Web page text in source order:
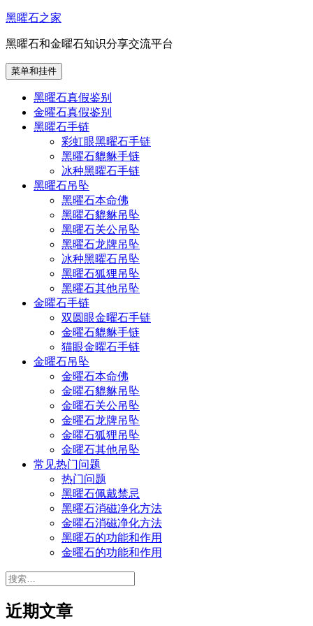
跳
内
容
黑曜石之家
黑曜石和金曜石知识分享交流平台
菜单和挂件
黑曜石真假鉴别
金曜石真假鉴别
黑曜石手链
彩虹眼黑曜石手链
黑曜石貔貅手链
冰种黑曜石手链
黑曜石吊坠
黑曜石本命佛
黑曜石貔貅吊坠
黑曜石关公吊坠
黑曜石龙牌吊坠
冰种黑曜石吊坠
黑曜石狐狸吊坠
黑曜石其他吊坠
金曜石手链
双圆眼金曜石手链
金曜石貔貅手链
猫眼金曜石手链
金曜石吊坠
金曜石本命佛
金曜石貔貅吊坠
金曜石关公吊坠
金曜石龙牌吊坠
金曜石狐狸吊坠
金曜石其他吊坠
常见热门问题
热门问题
黑曜石佩戴禁忌
黑曜石消磁净化方法
金曜石消磁净化方法
黑曜石的功能和作用
金曜石的功能和作用
搜
近期文章